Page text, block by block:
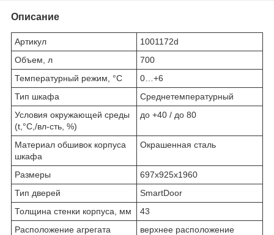
Описание
Артикул
1001172d
Объем, л
700
Температурный режим, °C
0…+6
Тип шкафа
Среднетемпературный
Условия окружающей среды
(t,°C,/вл-сть, %)
до +40 / до 80
Материал обшивок корпуса
шкафа
Окрашенная сталь
Размеры
697х925х1960
Тип дверей
SmartDoor
Толщина стенки корпуса, мм
43
Расположение агрегата
верхнее расположение